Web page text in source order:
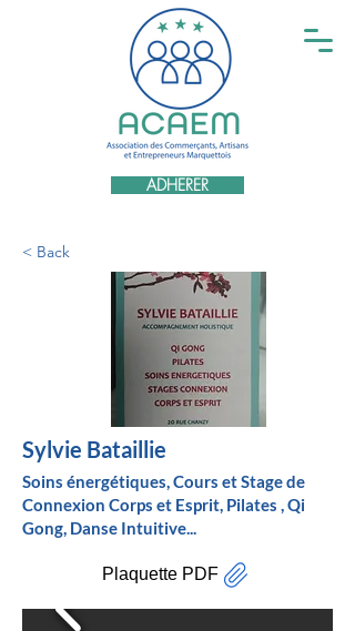
ADHERER
< Back
Sylvie Bataillie
Soins énergétiques, Cours et Stage de
Connexion Corps et Esprit, Pilates , Qi
Gong, Danse Intuitive...
Plaquette PDF